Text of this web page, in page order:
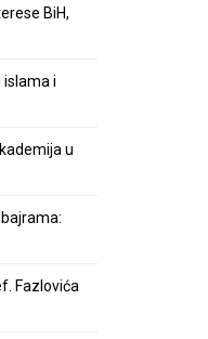
BiH,
islama i
u
Fazlovića